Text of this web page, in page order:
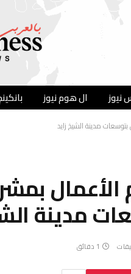
نيوز ال هوم نيوز
مدينة
1 دقائق